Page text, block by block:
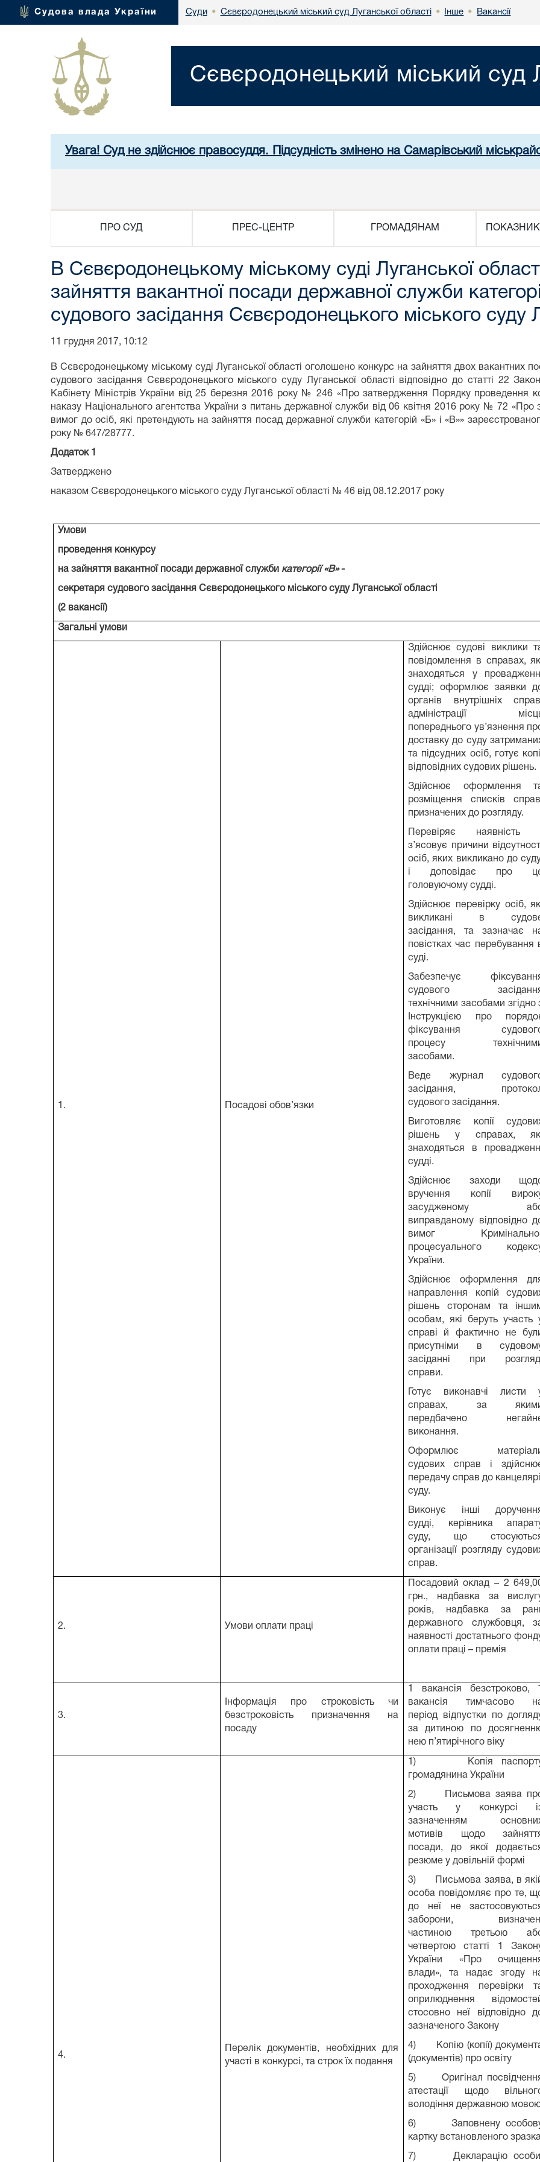
Судова влада України Суди • Сєвєродонецький міський суд Луганської області • Інше • Вакансії
Сєвєродонецький міський суд
Увага! Суд не здійснює правосуддя. Підсудність змінено на Самарівський
ПРО СУД ПРЕС-ЦЕНТР ГРОМАДЯНАМ
В Сєвєродонецькому міському суді Луганської
зайняття вакантної посади державної служби
судового засідання Сєвєродонецького міського суду
11 грудня 2017, 10:12
В Сєвєродонецькому міському суді Луганської області оголошено конкурс на зайняття двох вакантних
судового засідання Сєвєродонецького міського суду Луганської області відповідно до статті 22
Кабінету Міністрів України від 25 березня 2016 року № 246 «Про затвердження Порядку проведення
наказу Національного агентства України з питань державної служби від 06 квітня 2016 року № 72
вимог до осіб, які претендують на зайняття посад державної служби категорій «Б» і «В»»
року № 647/28777.
Додаток 1
Затверджено
наказом Сєвєродонецького міського суду Луганської області № 46 від 08.12.2017 року
Умови
проведення конкурсу
на зайняття вакантної посади державної служби категорії «В»-
секретаря судового засідання Сєвєродонецького міського суду Луганської області
(2 вакансії)
Загальні умови
1. Посадові обов’язки
Здійснює судові виклики
повідомлення в справах,
знаходяться у
судді; оформлює заявки
органів внутрішніх
адміністрації
попереднього ув’язнення
доставку до суду
та підсудних осіб, готує
відповідних судових рішень.
Здійснює оформлення
розміщення списків
призначених до розгляду.
Перевіряє наявність
з’ясовує причини
осіб, яких викликано до
і доповідає про
головуючому судді.
Здійснює перевірку осіб,
викликані в
засідання, та зазначає
повістках час перебування
суді.
Забезпечує
судового
технічними засобами згідно
Інструкцією про
фіксування
процесу
засобами.
Веде журнал
засідання,
судового засідання.
Виготовляє копії
рішень у справах,
знаходяться в
судді.
Здійснює заходи
вручення копії
засудженому
виправданому відповідно
вимог
процесуального
України.
Здійснює оформлення
направлення копій
рішень сторонам та
особам, які беруть участь
справі й фактично не
присутніми в
засіданні при
справи.
Готує виконавчі листи
справах, за
передбачено
виконання.
Оформлює
судових справ і
передачу справ до
суду.
Виконує інші
судді, керівника
суду, що
організації розгляду
справ.
2. Умови оплати праці
Посадовий оклад – 2
грн., надбавка за
років, надбавка за
державного службовця,
наявності достатнього
оплати праці – премія
3.
Інформація про строковість чи
безстроковість призначення на
посаду
1 вакансія безстроково, 1
вакансія тимчасово
період відпустки по
за дитиною по
нею п’ятирічного віку
4.
Перелік документів, необхідних для
участі в конкурсі, та строк їх подання
1) Копія
громадянина України
2) Письмова заява
участь у конкурсі
зазначенням
мотивів щодо
посади, до якої
резюме у довільній формі
3) Письмова заява, в
особа повідомляє про те,
до неї не
заборони,
частиною третьою
четвертою статті 1
України «Про
влади», та надає згоду
проходження перевірки
оприлюднення
стосовно неї відповідно
зазначеного Закону
4) Копію (копії)
(документів) про освіту
5) Оригінал
атестації щодо
володіння державною
6) Заповнену
картку встановленого зразка
7) Декларацію